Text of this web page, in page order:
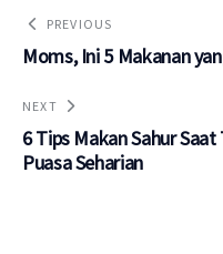
PREVIOUS
Moms, Ini 5 Makanan
NEXT
6 Tips Makan Sahur
Puasa Seharian